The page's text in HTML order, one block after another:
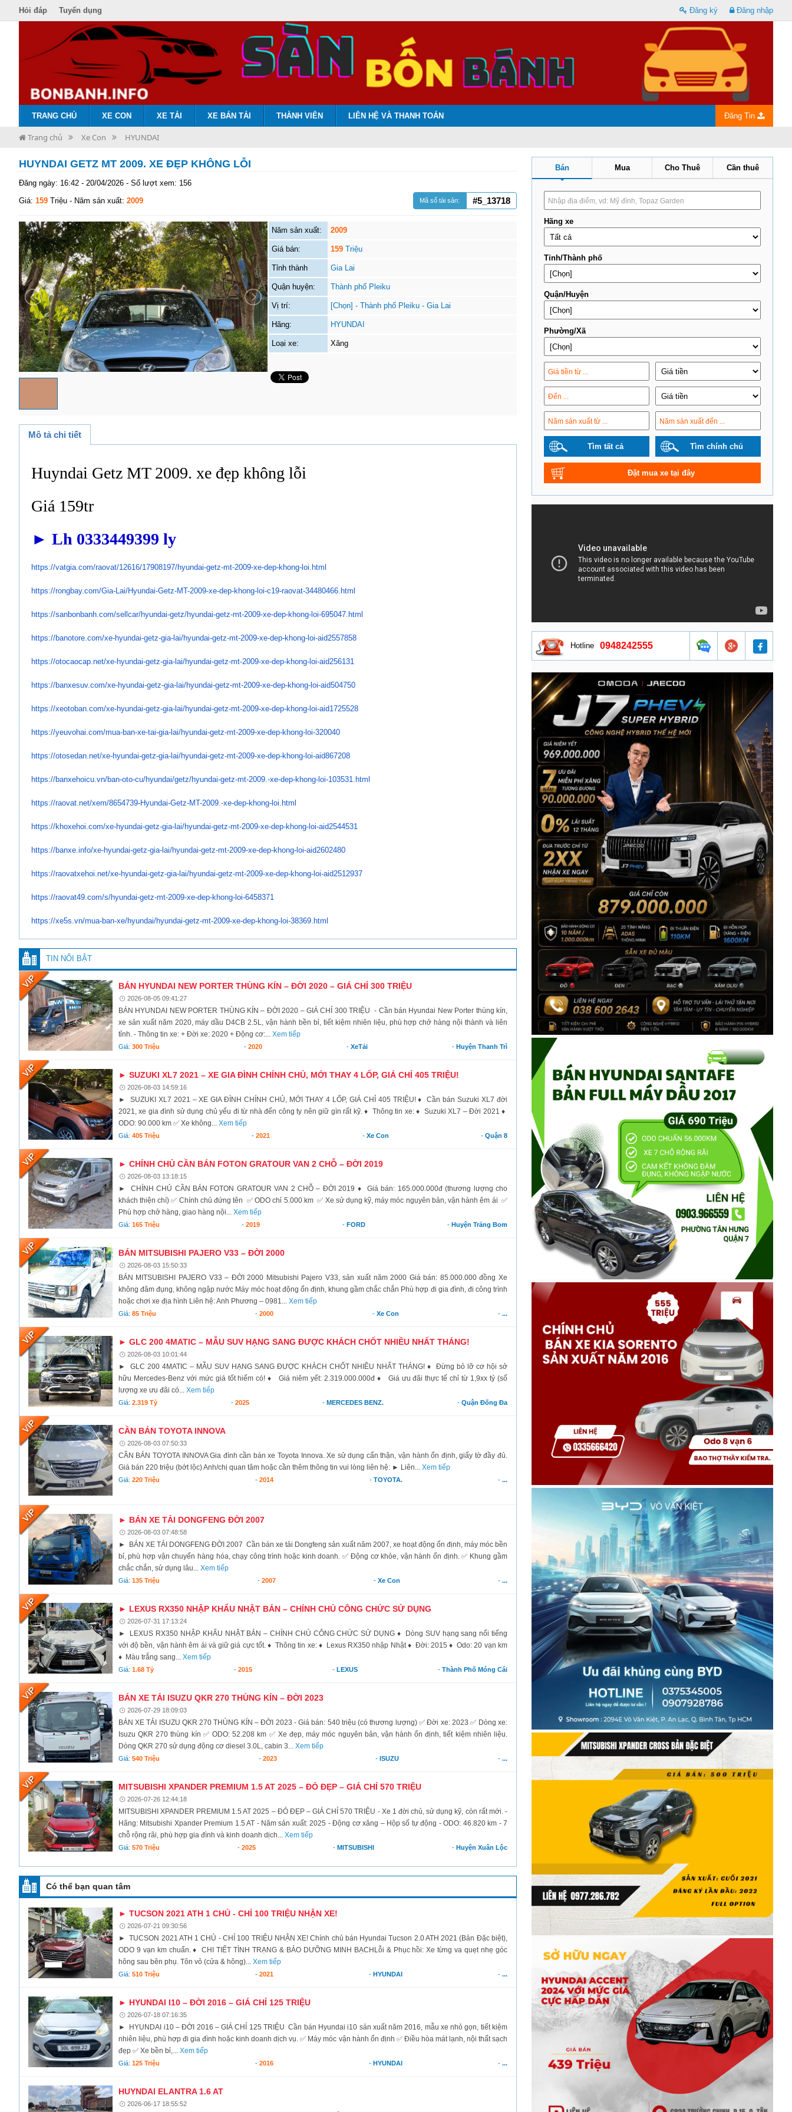
Hỏi đáp Tuyển dụng Đăng ký Đăng nhập
TRANG CHỦ XE CON XE TẢI XE BÁN TẢI THÀNH VIÊN LIÊN HỆ VÀ THANH TOÁN Đăng Tin
Trang chủ Xe Con HYUNDAI
Bán Mua Cho Thuê Cần thuê
Hãng xe
Tỉnh/Thành phố
Quận/Huyện
Phường/Xã
Tìm tất cả Tìm chính chủ
Đặt mua xe tại đây
Hotline 0948242555
HUYNDAI GETZ MT 2009. XE ĐẸP KHÔNG LỖI
Đăng ngày: 16:42 - 20/04/2026 - Số lượt xem: 156
Giá: 159 Triệu - Năm sản xuất: 2009 Mã số tài sản: #5_13718
Năm sản xuất: 2009
Giá bán: 159 Triệu
Tỉnh thành Gia Lai
Quận huyện: Thành phố Pleiku
Vị trí: [Chọn] - Thành phố Pleiku - Gia Lai
Hãng: HYUNDAI
Loại xe: Xăng
Mô tả chi tiết
Huyndai Getz MT 2009. xe đẹp không lỗi
Giá 159tr
► Lh 0333449399 ly
https://vatgia.com/raovat/12616/17908197/hyundai-getz-mt-2009-xe-dep-khong-loi.html
https://rongbay.com/Gia-Lai/Hyundai-Getz-MT-2009-xe-dep-khong-loi-c19-raovat-34480466. html
https://sanbonbanh.com/sellcar/hyundai-getz/hyundai-getz-mt-2009-xe-dep-khong-loi-695047.html
https://banotore.com/xe-hyundai-getz-gia-lai/hyundai-getz-mt-2009-xe-dep-khong-loi-aid2557858
https://otocaocap.net/xe-hyundai-getz-gia-lai/hyundai-getz-mt-2009-xe-dep-khong-loi-aid256131
https://banxesuv.com/xe-hyundai-getz-gia-lai/hyundai-getz-mt-2009-xe-dep-khong-loi-aid504750
https://xeotoban.com/xe-hyundai-getz-gia-lai/hyundai-getz-mt-2009-xe-dep-khong-loi-aid1725528
https://yeuvohai.com/mua-ban-xe-tai-gia-lai/hyundai-getz-mt-2009-xe-dep-khong-loi-320040
https://otosedan.net/xe-hyundai-getz-gia-lai/hyundai-getz-mt-2009-xe-dep-khong-loi-aid867208
https://banxehoicu.vn/ban-oto-cu/hyundai/getz/hyundai-getz-mt-2009.-xe-dep-khong-loi-103531.html
https://raovat.net/xem/8654739-Hyundai-Getz-MT-2009.-xe-dep-khong-loi.html
https://khoxehoi.com/xe-hyundai-getz-gia-lai/hyundai-getz-mt-2009-xe-dep-khong-loi-aid2544531
https://banxe.info/xe-hyundai-getz-gia-lai/hyundai-getz-mt-2009-xe-dep-khong-loi-aid2602480
https://raovatxehoi.net/xe-hyundai-getz-gia-lai/hyundai-getz-mt-2009-xe-dep-khong-loi-aid2512937
https://raovat49.com/s/hyundai-getz-mt-2009-xe-dep-khong-loi-6458371
https://xe5s.vn/mua-ban-xe/hyundai/hyundai-getz-mt-2009-xe-dep-khong-loi-38369.html
TIN NỔI BẬT
BÁN HYUNDAI NEW PORTER THÙNG KÍN – ĐỜI 2020 – GIÁ CHỈ 300 TRIỆU
2026-08-05 09:41:27
BÁN HYUNDAI NEW PORTER THÙNG KÍN – ĐỜI 2020 – GIÁ CHỈ 300 TRIỆU - Cần bán Hyundai New Porter thùng kín,
xe sản xuất năm 2020, máy dầu D4CB 2.5L, vận hành bền bỉ, tiết kiệm nhiên liệu, phù hợp chở hàng nội thành và liên
tỉnh. - Thông tin xe: + Đời xe: 2020 + Động cơ:... Xem tiếp
Giá: 300 Triệu - 2020 - XeTải - Huyện Thanh Trì
► SUZUKI XL7 2021 – XE GIA ĐÌNH CHÍNH CHỦ, MỚI THAY 4 LỐP, GIÁ CHỈ 405 TRIỆU!
2026-08-03 14:59:16
► SUZUKI XL7 2021 – XE GIA ĐÌNH CHÍNH CHỦ, MỚI THAY 4 LỐP, GIÁ CHỈ 405 TRIỆU! ♦ Cần bán Suzuki XL7 đời
2021, xe gia đình sử dụng chủ yếu đi từ nhà đến công ty nên giữ gìn rất kỹ. ♦ Thông tin xe: ♦ Suzuki XL7 – Đời 2021 ♦
ODO: 90.000 km ✅ Xe không... Xem tiếp
Giá: 405 Triệu -2021 - Xe Con - Quận 8
► CHÍNH CHỦ CẦN BÁN FOTON GRATOUR VAN 2 CHỖ – ĐỜI 2019
2026-08-03 13:18:15
► CHÍNH CHỦ CẦN BÁN FOTON GRATOUR VAN 2 CHỖ – ĐỜI 2019 ♦ Giá bán: 165.000.000đ (thương lượng cho
khách thiện chí) ✅ Chính chủ đứng tên ✅ ODO chỉ 5.000 km ✅ Xe sử dụng kỹ, máy móc nguyên bản, vận hành êm ái ✅
Phù hợp chở hàng, giao hàng nội... Xem tiếp
Giá: 165 Triệu -2019 - FORD - Huyện Trảng Bom
BÁN MITSUBISHI PAJERO V33 – ĐỜI 2000
2026-08-03 15:50:33
BÁN MITSUBISHI PAJERO V33 – ĐỜI 2000 Mitsubishi Pajero V33, sản xuất năm 2000 Giá bán: 85.000.000 đồng Xe
không đâm đụng, không ngập nước Máy móc hoạt động ổn định, khung gầm chắc chắn Phù hợp đi gia đình, đi công trình
hoặc chơi xe địa hình Liên hệ: Anh Phương – 0981... Xem tiếp
Giá: 85 Triệu - 2000 - Xe Con - ...
► GLC 200 4MATIC – MẪU SUV HẠNG SANG ĐƯỢC KHÁCH CHỐT NHIỀU NHẤT THÁNG!
2026-08-03 10:01:44
► GLC 200 4MATIC – MẪU SUV HẠNG SANG ĐƯỢC KHÁCH CHỐT NHIỀU NHẤT THÁNG! ♦ Đừng bỏ lỡ cơ hội sở
hữu Mercedes-Benz với mức giá tốt hiếm có! ♦ Giá niêm yết: 2.319.000.000đ ♦ Giá ưu đãi thực tế chỉ từ 1,9xx tỷ (số
lượng xe ưu đãi có... Xem tiếp
Giá: 2.319 Tỷ - 2025 - MERCEDES BENZ. - Quận Đống Đa
CẦN BÁN TOYOTA INNOVA
2026-08-03 07:50:33
CẦN BÁN TOYOTA INNOVA Gia đình cần bán xe Toyota Innova. Xe sử dụng cẩn thận, vận hành ổn định, giấy tờ đầy đủ.
Giá bán 220 triệu (bớt lộc) Anh/chị quan tâm hoặc cần thêm thông tin vui lòng liên hệ: ► Liên... Xem tiếp
Giá: 220 Triệu -2014 - TOYOTA. - ...
► BÁN XE TẢI DONGFENG ĐỜI 2007
2026-08-03 07:48:58
► BÁN XE TẢI DONGFENG ĐỜI 2007 Cần bán xe tải Dongfeng sản xuất năm 2007, xe hoạt động ổn định, máy móc bền
bỉ, phù hợp vận chuyển hàng hóa, chạy công trình hoặc kinh doanh. ✅ Động cơ khỏe, vận hành ổn định. ✅ Khung gầm
chắc chắn, sử dụng lâu... Xem tiếp
Giá: 135 Triệu - 2007 - Xe Con - ...
► LEXUS RX350 NHẬP KHẨU NHẬT BẢN – CHÍNH CHỦ CÔNG CHỨC SỬ DỤNG
2026-07-31 17:13:24
► LEXUS RX350 NHẬP KHẨU NHẬT BẢN – CHÍNH CHỦ CÔNG CHỨC SỬ DỤNG ♦ Dòng SUV hạng sang nổi tiếng
với độ bền, vận hành êm ái và giữ giá cực tốt. ♦ Thông tin xe: ♦ Lexus RX350 nhập Nhật ♦ Đời: 2015 ♦ Odo: 20 vạn km
♦ Màu trắng sang... Xem tiếp
Giá: 1.68 Tỷ - 2015 - LEXUS - Thành Phố Móng Cái
BÁN XE TẢI ISUZU QKR 270 THÙNG KÍN – ĐỜI 2023
2026-07-29 18:09:03
BÁN XE TẢI ISUZU QKR 270 THÙNG KÍN – ĐỜI 2023 - Giá bán: 540 triệu (có thương lượng) ✅ Đời xe: 2023 ✅ Dòng xe:
Isuzu QKR 270 thùng kín ✅ ODO: 52.208 km ✅ Xe đẹp, máy móc nguyên bản, vận hành ổn định, tiết kiệm nhiên liệu.
Dòng QKR 270 sử dụng động cơ diesel 3.0L, cabin 3... Xem tiếp
Giá: 540 Triệu - 2023 - ISUZU - ...
MITSUBISHI XPANDER PREMIUM 1.5 AT 2025 – ĐỎ ĐẸP – GIÁ CHỈ 570 TRIỆU
2026-07-26 12:44:18
MITSUBISHI XPANDER PREMIUM 1.5 AT 2025 – ĐỎ ĐẸP – GIÁ CHỈ 570 TRIỆU - Xe 1 đời chủ, sử dụng kỹ, còn rất mới. -
Hãng: Mitsubishi Xpander Premium 1.5 AT - Năm sản xuất: 2025 - Động cơ xăng – Hộp số tự động - ODO: 46.820 km - 7
chỗ rộng rãi, phù hợp gia đình và kinh doanh dịch... Xem tiếp
Giá: 570 Triệu - 2025 - MITSUBISHI - Huyện Xuân Lộc
Có thể bạn quan tâm
► TUCSON 2021 ATH 1 CHỦ - CHỈ 100 TRIỆU NHẬN XE!
2026-07-21 09:30:56
► TUCSON 2021 ATH 1 CHỦ - CHỈ 100 TRIỆU NHẬN XE! ​Chính chủ bán Hyundai Tucson 2.0 ATH 2021 (Bản Đặc biệt),
ODO 9 vạn km chuẩn. ♦ CHI TIẾT TÌNH TRẠNG & BẢO DƯỠNG MINH BẠCH ​Lỗi & Phục hồi: Xe từng va quẹt nhẹ góc
hông sau bên phụ. Tôn vỏ (cửa & hông)... Xem tiếp
Giá: 510 Triệu - 2021 - HYUNDAI - ...
► HYUNDAI I10 – ĐỜI 2016 – GIÁ CHỈ 125 TRIỆU
2026-07-18 07:16:35
► HYUNDAI i10 – ĐỜI 2016 – GIÁ CHỈ 125 TRIỆU Cần bán Hyundai i10 sản xuất năm 2016, mẫu xe nhỏ gọn, tiết kiệm
nhiên liệu, phù hợp đi gia đình hoặc kinh doanh dịch vụ. ✅ Máy móc vận hành ổn định ✅ Điều hòa mát lạnh, nội thất sạch
đẹp ✅ Xe bền bỉ,... Xem tiếp
Giá: 125 Triệu - 2016 - HYUNDAI - ...
HUYNDAI ELANTRA 1.6 AT
2026-06-17 18:55:52